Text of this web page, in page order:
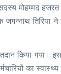
मोहम्मद हजरत
तिरिया ने
किया गया।
का